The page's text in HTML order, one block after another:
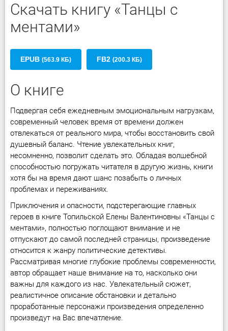
Скачать книгу «Танцы с
ментами»
EPUB (563.9 КБ) FB2 (200.3 КБ)
О книге
Подвергая себя ежедневным эмоциональным нагрузкам,
современный человек время от времени должен
отвлекаться от реального мира, чтобы восстановить свой
душевный баланс. Чтение увлекательных книг,
несомненно, позволит сделать это. Обладая волшебной
способностью погружать читателя в другую жизнь, книги
хотя бы на время дают шанс позабыть о личных
проблемах и переживаниях.
Приключения и опасности, подстерегающие главных
героев в книге Топильской Елены Валентиновны «Танцы с
ментами», полностью поглощают внимание и не
отпускают до самой последней страницы, произведение
относится к жанру политические детективы.
Рассматривая многие глубокие проблемы современности,
автор обращает наше внимание на то, насколько они
важны для каждого из нас. Увлекательный сюжет,
реалистичное описание обстановки и детально
проработанные персонажи произведения определенно
произведут на Вас впечатление.